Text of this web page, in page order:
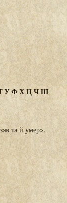
УФХЦЧШ
та й умер>.